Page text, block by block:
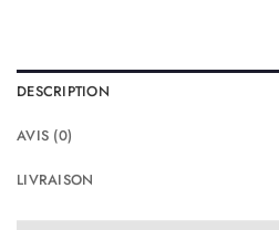
DESCRIPTION
AVIS (0)
LIVRAISON